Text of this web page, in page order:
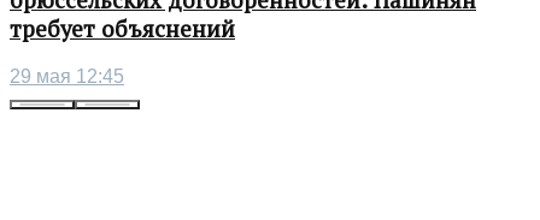
требует объяснений
29 мая 12:45